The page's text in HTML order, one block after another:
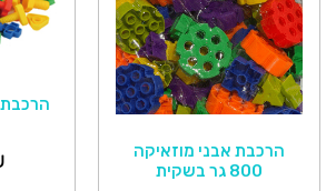
הרכבת אבני מוזאיקה
800 גר בשקית
הרכבת